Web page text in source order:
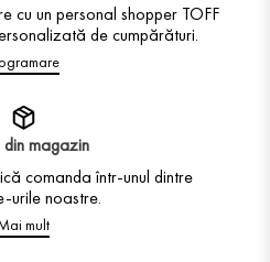
cu un personal shopper TOFF
de cumpărături.
din magazin
comanda într-unul dintre
urile noastre.
mult